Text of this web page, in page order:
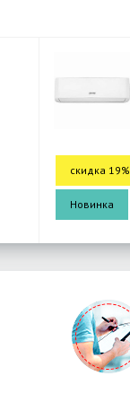
скидка 19%
Новинка